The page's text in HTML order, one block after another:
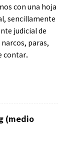
con una hoja
sencillamente
judicial de
paras,
contar..
(medio